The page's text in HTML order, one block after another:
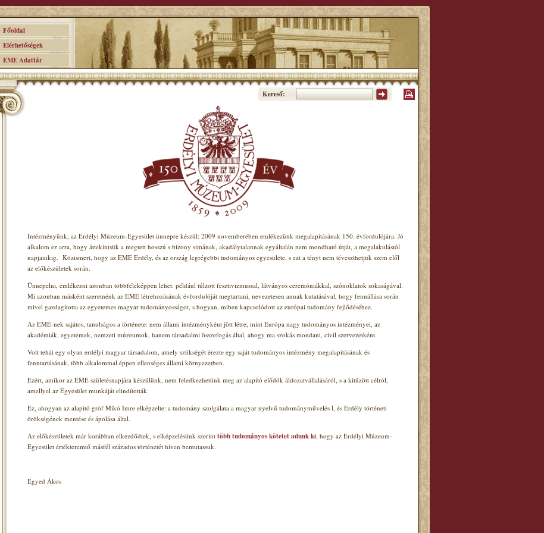
Főoldal
Elérhetőségek
EME Adattár
Kereső:
Intézményünk, az Erdélyi Múzeum-Egyesület ünnepre készül: 2009 novemberében emlékezünk megalapításának 150. évfordulójára. Jó
alkalom ez arra, hogy áttekintsük a megtett hosszú s bizony simának, akadálytalannak egyáltalán nem mondható útját, a megalakulástól
napjainkig. Közismert, hogy az EME Erdély, és az ország legrégebbi tudományos egyesülete, s ezt a tényt nem téveszthetjük szem elől
az előkészületek során.
Ünnepelni, emlékezni azonban többféleképpen lehet: például túlzott fesztivizmussal, látványos ceremóniákkal, szónoklatok sokaságával.
Mi azonban másként szeretnénk az EME létrehozásának évfordulóját megtartani, nevezetesen annak kutatásával, hogy fennállása során
mivel gazdagította az egyetemes magyar tudományosságot, s hogyan, miben kapcsolódott az európai tudomány fejlődéséhez.
Az EMÉ-nek sajátos, tanulságos a története: nem állami intézményként jött létre, mint Európa nagy tudományos intézményei, az
akadémiák, egyetemek, nemzeti múzeumok, hanem társadalmi összefogás által, ahogy ma szokás mondani, civil szervezetként.
Volt tehát egy olyan erdélyi magyar társadalom, amely szükségét érezte egy saját tudományos intézmény megalapításának és
fenntartásának, több alkalommal éppen ellenséges állami környezetben.
Ezért, amikor az EME születésnapjára készülünk, nem feledkezhetünk meg az alapító elődök áldozatvállalásáról, s a kitűzött célról,
amellyel az Egyesület munkáját elindították.
Ez, ahogyan az alapító gróf Mikó Imre elképzelte: a tudomány szolgálata a magyar nyelvű tudományművelés l, és Erdély történeti
örökségének mentése és ápolása által.
Az előkészületek már korábban elkezdődtek, s elképzelésünk szerint több tudományos kötetet adunk ki, hogy az Erdélyi Múzeum-
Egyesület értékteremtő másfél százados történetét híven bemutassuk.
Egyed Ákos